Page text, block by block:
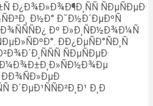
Ð¿Ð¾Ð»Ð¾Ð¶Ð¸ÑÑ ÑÐµÑÐµÐ·
Ð½Ð° Ð¯Ð½Ð´ÐµÐºÑ
Ðº Ð»Ð¸ÑÐ½Ð¾Ð¼Ñ
ÐÐ¿ÐµÑÐ°ÑÐ¸Ñ
ÑÐµÑÐµÐ·
Ð¼Ð¾Ð±Ð¸Ð»ÑÐ½Ð¾Ðµ
ÐÐ¾ÑÐ»ÐµÐ
Ð´ÐµÐ¹ÑÑÐ²Ð¸Ð¹ Ð¸Ð